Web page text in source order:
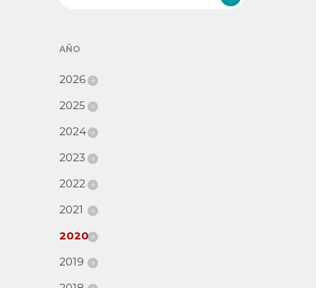
AÑO
2026
2025
2024
2023
2022
2021
2020
2019